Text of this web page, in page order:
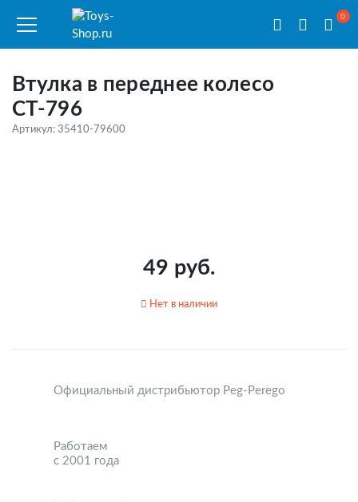
0
Втулка в переднее колесо
СТ-796
Артикул: 35410-79600
49 руб.
Нет в наличии
Официальный дистрибьютор Peg-Perego
Работаем
с 2001 года